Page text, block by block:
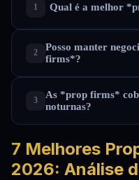
Qual é a melhor
Posso manter
firms*?
As *prop firms*
noturnas?
7 Melhores
2026: Análise